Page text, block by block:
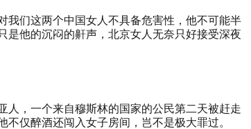
我们这两个中国女人不具备危害性，他不可能半
是他的沉闷的鼾声，北京女人无奈只好接受深夜
人，一个来自穆斯林的国家的公民第二天被赶走
不仅醉酒还闯入女子房间，岂不是极大罪过。